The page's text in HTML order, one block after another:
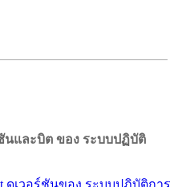
นและบิต ของ ระบบปฏิบัติ
ดูเวอร์ชันของ ระบบปฏิบัติการ